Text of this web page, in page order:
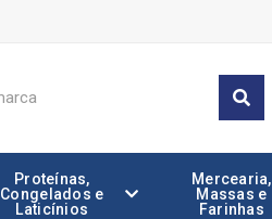
Proteínas,
Congelados e
Laticínios
Mercearia,
Massas e
Farinhas